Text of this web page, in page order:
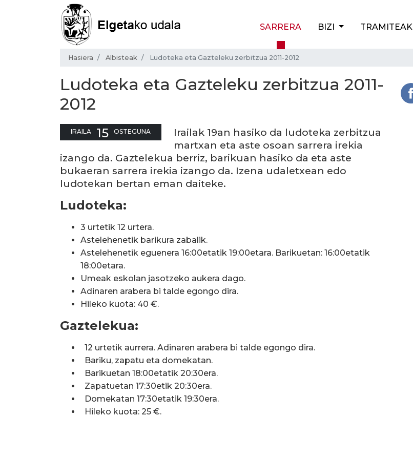
SARRERA BIZI TRAMITEAK
Hasiera Albisteak Ludoteka eta Gazteleku zerbitzua 2011-2012
Ludoteka eta Gazteleku zerbitzua 2011-
2012
IRAILA 15 OSTEGUNA
Irailak 19an hasiko da ludoteka zerbitzua
martxan eta aste osoan sarrera irekia
izango da. Gaztelekua berriz, barikuan hasiko da eta aste
bukaeran sarrera irekia izango da. Izena udaletxean edo
ludotekan bertan eman daiteke.
Ludoteka:
3 urtetik 12 urtera.
Astelehenetik barikura zabalik.
Astelehenetik eguenera 16:00etatik 19:00etara. Barikuetan: 16:00etatik
18:00etara.
Umeak eskolan jasotzeko aukera dago.
Adinaren arabera bi talde egongo dira.
Hileko kuota: 40 €.
Gaztelekua:
12 urtetik aurrera. Adinaren arabera bi talde egongo dira.
Bariku, zapatu eta domekatan.
Barikuetan 18:00etatik 20:30era.
Zapatuetan 17:30etik 20:30era.
Domekatan 17:30etatik 19:30era.
Hileko kuota: 25 €.